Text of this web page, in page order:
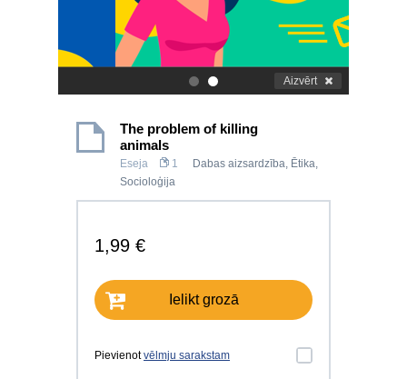
. Aizvērt
The problem of killing
animals
Eseja 1 Dabas aizsardzība, Ētika,
Socioloģija
1,99 €
Ielikt grozā
Pievienotvēlmju sarakstam